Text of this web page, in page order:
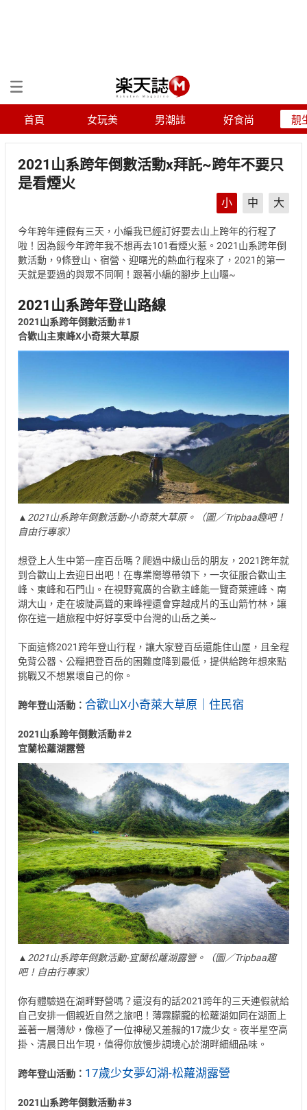
首頁 女玩美 男潮誌 好食尚 靚
2021山系跨年倒數活動x拜託~跨年不要只
是看煙火
小 中 大
今年跨年連假有三天，小編我已經訂好要去山上跨年的行程了
啦！因為餒今年跨年我不想再去101看煙火惹。2021山系跨年倒
數活動，9條登山、宿營、迎曙光的熱血行程來了，2021的第一
天就是要過的與眾不同啊！跟著小編的腳步上山囉~
2021山系跨年登山路線
2021山系跨年倒數活動＃1
合歡山主東峰X小奇萊大草原
▲2021山系跨年倒數活動-小奇萊大草原。（圖／Tripbaa趣吧！
自由行專家）
想登上人生中第一座百岳嗎？爬過中級山岳的朋友，2021跨年就
到合歡山上去迎日出吧！在專業嚮導帶領下，一次征服合歡山主
峰、東峰和石門山。在視野寬廣的合歡主峰能一覽奇萊連峰、南
湖大山，走在坡陡高聳的東峰裡還會穿越成片的玉山箭竹林，讓
你在這一趟旅程中好好享受中台灣的山岳之美~
下面這條2021跨年登山行程，讓大家登百岳還能住山屋，且全程
免背公器、公糧把登百岳的困難度降到最低，提供給跨年想來點
挑戰又不想累壞自己的你。
跨年登山活動： 合歡山X小奇萊大草原｜住民宿
2021山系跨年倒數活動＃2
宜蘭松蘿湖露營
▲2021山系跨年倒數活動-宜蘭松蘿湖露營。（圖／Tripbaa趣
吧！自由行專家）
你有體驗過在湖畔野營嗎？還沒有的話2021跨年的三天連假就給
自己安排一個親近自然之旅吧！薄霧朦朧的松蘿湖如同在湖面上
蓋著一層薄紗，像極了一位神秘又羞赧的17歲少女。夜半星空高
掛、清晨日出乍現，值得你放慢步調境心於湖畔細細品味。
跨年登山活動： 17歲少女夢幻湖-松蘿湖露營
2021山系跨年倒數活動＃3